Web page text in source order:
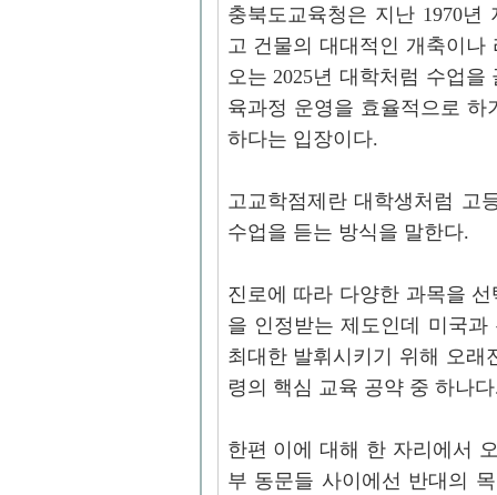
충북도교육청은 지난 1970년
고 건물의 대대적인 개축이나
오는 2025년 대학처럼 수업
육과정 운영을 효율적으로
하다는 입장이다.
고​교학점제란 대학생처럼 고
수업을 듣는 방식을 말한다.
진로에 따라 다양한 과목을
을 인정받는 제도인데 미국
최대한 발휘시키기 위해 오
령의 핵심 교육 공약 중 하나
한편 이에 대해 한 자리에서
부 동문들 사이에선 반대의